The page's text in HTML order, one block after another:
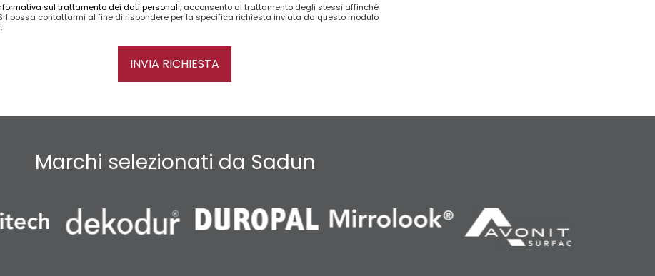
sul trattamento dei dati personali, acconsento al trattamento degli stessi affinché
possa contattarmi al fine di rispondere per la specifica richiesta inviata da questo modulo
INVIA RICHIESTA
Marchi selezionati da Sadun